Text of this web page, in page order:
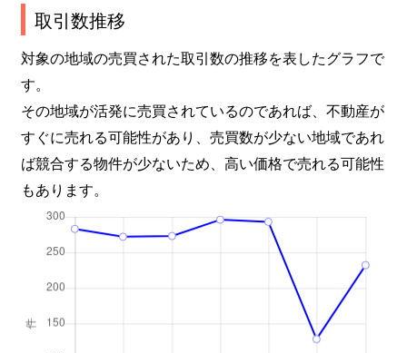
取引数推移
対象の地域の売買された取引数の推移を表したグラフで
す。
その地域が活発に売買されているのであれば、不動産が
すぐに売れる可能性があり、売買数が少ない地域であれ
ば競合する物件が少ないため、高い価格で売れる可能性
もあります。